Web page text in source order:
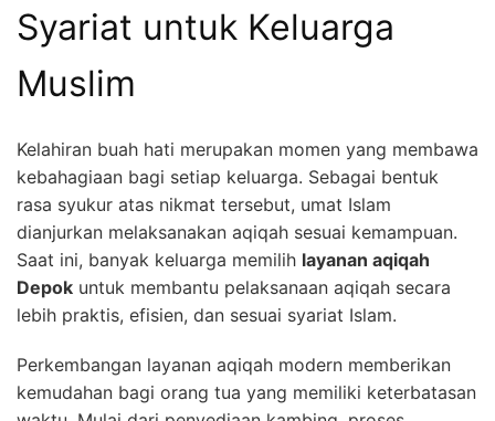
Syariat untuk Keluarga
Muslim
Kelahiran buah hati merupakan momen yang membawa
kebahagiaan bagi setiap keluarga. Sebagai bentuk
rasa syukur atas nikmat tersebut, umat Islam
dianjurkan melaksanakan aqiqah sesuai kemampuan.
Saat ini, banyak keluarga memilih layanan aqiqah
Depok untuk membantu pelaksanaan aqiqah secara
lebih praktis, efisien, dan sesuai syariat Islam.
Perkembangan layanan aqiqah modern memberikan
kemudahan bagi orang tua yang memiliki keterbatasan